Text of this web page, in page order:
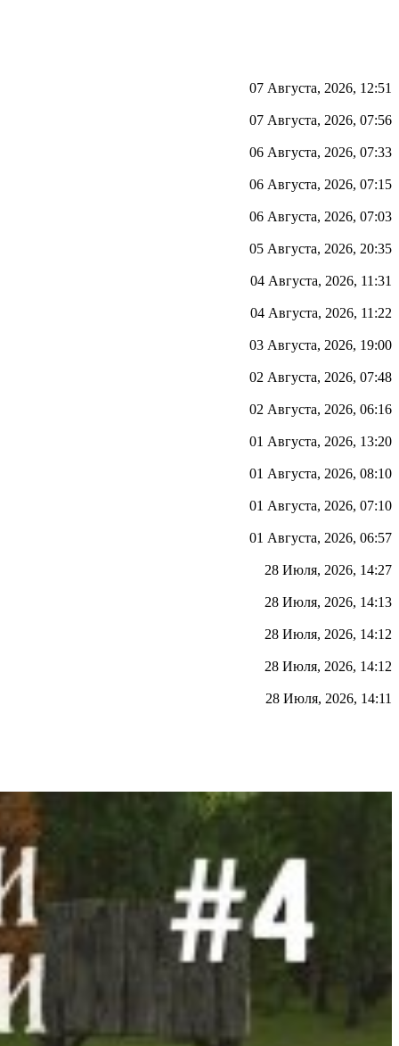
07 Августа, 2026, 12:51
07 Августа, 2026, 07:56
06 Августа, 2026, 07:33
06 Августа, 2026, 07:15
06 Августа, 2026, 07:03
05 Августа, 2026, 20:35
04 Августа, 2026, 11:31
04 Августа, 2026, 11:22
03 Августа, 2026, 19:00
02 Августа, 2026, 07:48
02 Августа, 2026, 06:16
01 Августа, 2026, 13:20
01 Августа, 2026, 08:10
01 Августа, 2026, 07:10
01 Августа, 2026, 06:57
28 Июля, 2026, 14:27
28 Июля, 2026, 14:13
28 Июля, 2026, 14:12
28 Июля, 2026, 14:12
28 Июля, 2026, 14:11